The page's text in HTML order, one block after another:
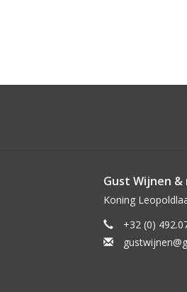
Gust Wijnen &
Koning
+32 (0)